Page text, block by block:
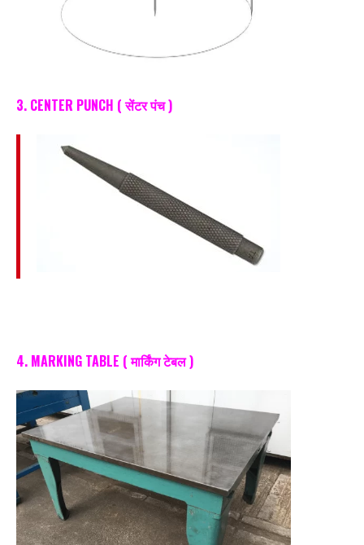
3. CENTER PUNCH ( सेंटर पंच )
4. MARKING TABLE ( मार्किंग टेबल )